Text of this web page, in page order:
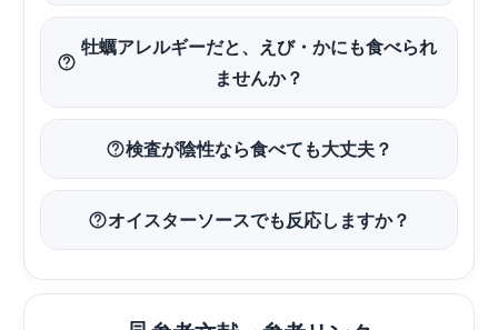
牡蠣アレルギーだと、えび・かにも食べられ
ませんか？
検査が陰性なら食べても大丈夫？
オイスターソースでも反応しますか？